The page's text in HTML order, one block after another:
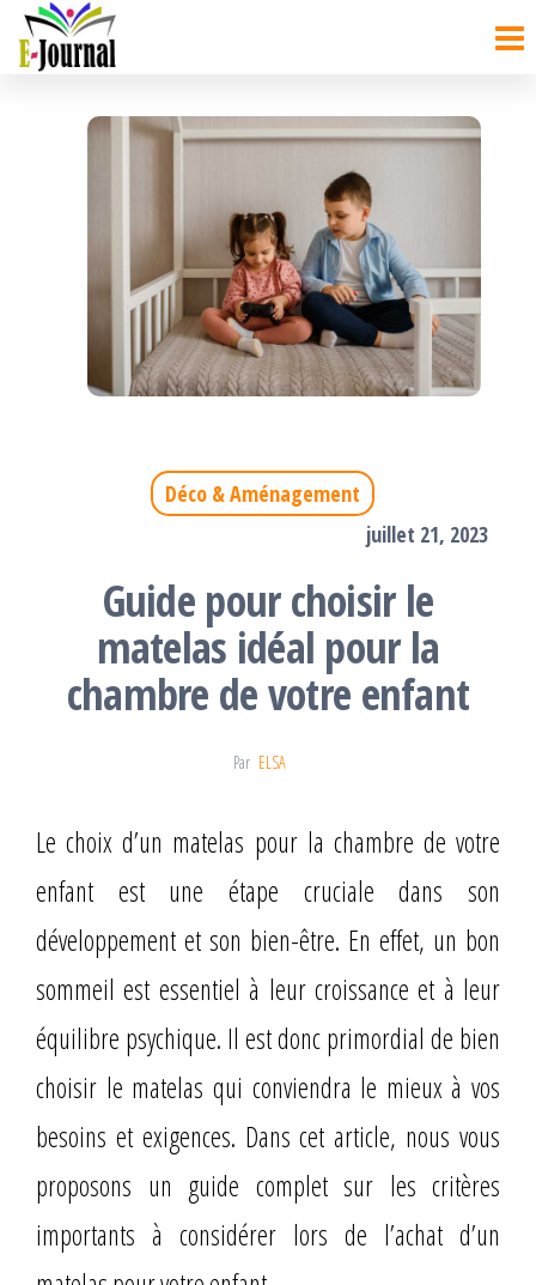
Déco & Aménagement
juillet 21, 2023
Guide pour choisir le
matelas idéal pour la
chambre de votre enfant
Par ELSA
Le choix d’un matelas pour la chambre de votre
enfant est une étape cruciale dans son
développement et son bien-être. En effet, un bon
sommeil est essentiel à leur croissance et à leur
équilibre psychique. Il est donc primordial de bien
choisir le matelas qui conviendra le mieux à vos
besoins et exigences. Dans cet article, nous vous
proposons un guide complet sur les critères
importants à considérer lors de l’achat d’un